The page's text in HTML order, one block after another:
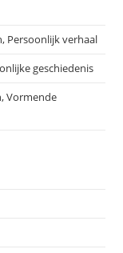
Persoonlijk verhaal
geschiedenis
Vormende